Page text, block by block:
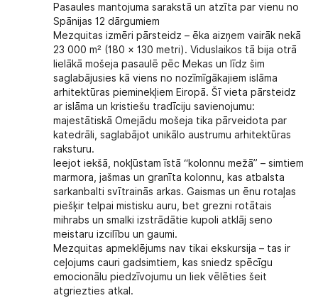
Pasaules mantojuma sarakstā un atzīta par vienu no
Spānijas 12 dārgumiem
Mezquitas izmēri pārsteidz – ēka aizņem vairāk nekā
23 000 m² (180 × 130 metri). Viduslaikos tā bija otrā
lielākā mošeja pasaulē pēc Mekas un līdz šim
saglabājusies kā viens no nozīmīgākajiem islāma
arhitektūras pieminekļiem Eiropā. Šī vieta pārsteidz
ar islāma un kristiešu tradīciju savienojumu:
majestātiskā Omejādu mošeja tika pārveidota par
katedrāli, saglabājot unikālo austrumu arhitektūras
raksturu.
Ieejot iekšā, nokļūstam īstā “kolonnu mežā” – simtiem
marmora, jašmas un granīta kolonnu, kas atbalsta
sarkanbalti svītrainās arkas. Gaismas un ēnu rotaļas
piešķir telpai mistisku auru, bet grezni rotātais
mihrabs un smalki izstrādātie kupoli atklāj seno
meistaru izcilību un gaumi.
Mezquitas apmeklējums nav tikai ekskursija – tas ir
ceļojums cauri gadsimtiem, kas sniedz spēcīgu
emocionālu piedzīvojumu un liek vēlēties šeit
atgriezties atkal.